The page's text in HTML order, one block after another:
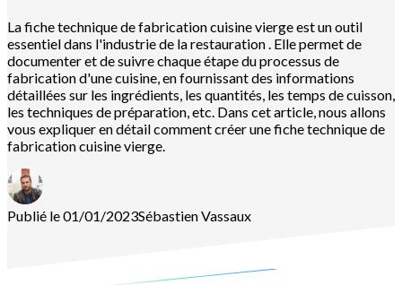
La fiche technique de fabrication cuisine vierge est un outil
essentiel dans l'industrie de la restauration . Elle permet de
documenter et de suivre chaque étape du processus de
fabrication d'une cuisine, en fournissant des informations
détaillées sur les ingrédients, les quantités, les temps de cuisson,
les techniques de préparation, etc. Dans cet article, nous allons
vous expliquer en détail comment créer une fiche technique de
fabrication cuisine vierge.
Publié le 01/01/2023SébastienVassaux